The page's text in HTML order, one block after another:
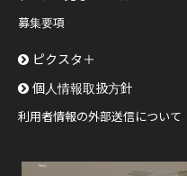
募集要項
ピクスタ＋
個人情報取扱方針
利用者情報の外部送信について